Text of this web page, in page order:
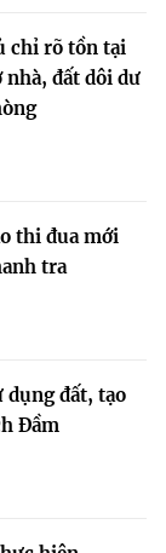
chỉ rõ tồn tại
nhà, đất dôi dư
thi đua mới
tra
dụng đất, tạo
Đầm